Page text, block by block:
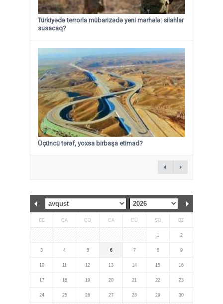
Türkiyədə terrorla mübarizədə yeni mərhələ: silahlar
susacaq?
Üçüncü tərəf, yoxsa birbaşa etimad?
BE ÇA ÇƏ CA CÜ ŞƏ BZ
1 2
3 4 5 6 7 8 9
10 11 12 13 14 15 16
17 18 19 20 21 22 23
24 25 26 27 28 29 30